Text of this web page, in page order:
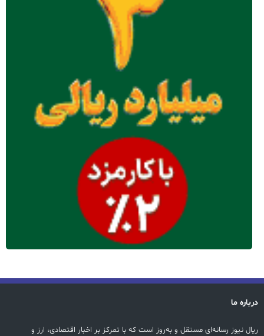
درباره ما
ریال نیوز رسانه‌ای مستقل و به‌روز است که با تمرکز بر اخبار اقتصادی، ارز و